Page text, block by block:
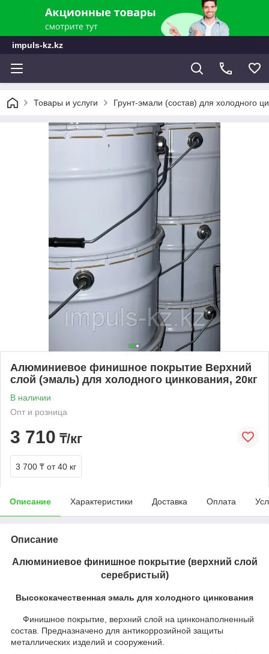
impuls-kz.kz
Товары и услуги Грунт-эмали (состав) для холодного
Алюминиевое финишное покрытие Верхний
слой (эмаль) для холодного цинкования, 20кг
В наличии
Опт и розница
3 710 ₸/кг
3 700 ₸ от 40 кг
Описание Характеристики Доставка Оплата
Описание
Алюминиевое финишное покрытие (верхний слой
серебристый)
Высококачественная эмаль для холодного цинкования
Финишное покрытие, верхний слой на цинконаполненный
состав. Предназначено для антикоррозийной защиты
металлических изделий и сооружений.